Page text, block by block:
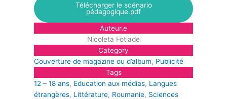
Télécharger le scénario
pédagogique.pdf
Auteur.e
Nicoleta Fotiade
Category
Couverture de magazine ou d’album, Publicité
Tags
12 – 18 ans, Education aux médias, Langues
étrangères, Littérature, Roumanie, Sciences